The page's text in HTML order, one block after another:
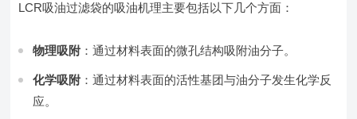
LCR吸油过滤袋的吸油机理主要包括以下几个方面：
物理吸附 ：通过材料表面的微孔结构吸附油分子。
化学吸附 ：通过材料表面的活性基团与油分子发生化学反
应。